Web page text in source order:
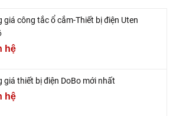
giá công tắc ổ cắm-Thiết bị điện Uten
hệ
giá thiết bị điện DoBo mới nhất
hệ